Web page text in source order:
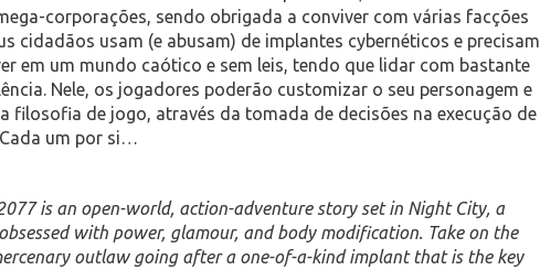
corporações, sendo obrigada a conviver com várias facções
cidadãos usam (e abusam) de implantes cybernéticos e precisam
em um mundo caótico e sem leis, tendo que lidar com bastante
Nele, os jogadores poderão customizar o seu personagem e
filosofia de jogo, através da tomada de decisões na execução de
um por si…
is an open-world, action-adventure story set in Night City, a
with power, glamour, and body modification. Take on the
outlaw going after a one-of-a-kind implant that is the key